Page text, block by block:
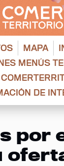
MAPA
MENÚS
DE
por